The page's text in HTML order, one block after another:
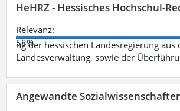
HeHRZ - Hessisches Hochschul-
Relevanz:
58%
ng der hessischen Landesregierung
Landesverwaltung, sowie der
Angewandte